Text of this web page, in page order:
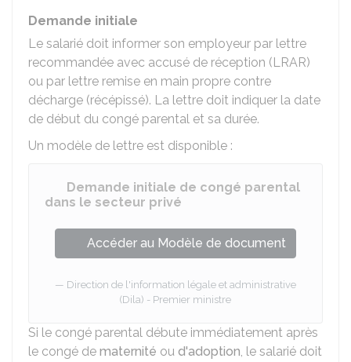
Demande initiale
Le salarié doit informer son employeur par lettre
recommandée avec accusé de réception (LRAR)
ou par lettre remise en main propre contre
décharge (récépissé). La lettre doit indiquer la date
de début du congé parental et sa durée.
Un modèle de lettre est disponible :
Demande initiale de congé parental
dans le secteur privé
Accéder au Modèle de document
Direction de l'information légale et administrative
(Dila) - Premier ministre
Si le congé parental débute immédiatement après
le congé de maternité ou d'adoption, le salarié doit